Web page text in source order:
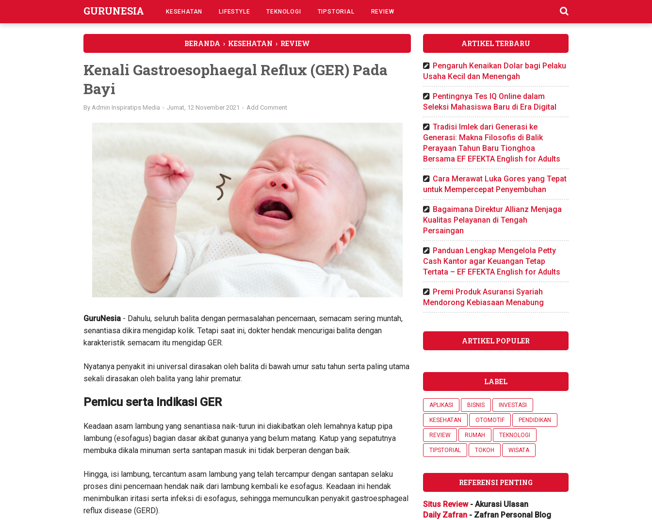
GURUNESIA KESEHATAN LIFESTYLE TEKNOLOGI TIPSTORIAL REVIEW
BERANDA › KESEHATAN › REVIEW
Kenali Gastroesophaegal Reflux (GER) Pada
Bayi
By Admin Inspiratips Media Jumat, 12 November 2021 Add Comment
GuruNesia - Dahulu, seluruh balita dengan permasalahan pencernaan, semacam sering muntah,
senantiasa dikira mengidap kolik. Tetapi saat ini, dokter hendak mencurigai balita dengan
karakteristik semacam itu mengidap GER.
Nyatanya penyakit ini universal dirasakan oleh balita di bawah umur satu tahun serta paling utama
sekali dirasakan oleh balita yang lahir prematur.
Pemicu serta Indikasi GER
Keadaan asam lambung yang senantiasa naik-turun ini diakibatkan oleh lemahnya katup pipa
lambung (esofagus) bagian dasar akibat gunanya yang belum matang. Katup yang sepatutnya
membuka dikala minuman serta santapan masuk ini tidak berperan dengan baik.
Hingga, isi lambung, tercantum asam lambung yang telah tercampur dengan santapan selaku
proses dini pencernaan hendak naik dari lambung kembali ke esofagus. Keadaan ini hendak
menimbulkan iritasi serta infeksi di esofagus, sehingga memunculkan penyakit gastroesphageal
reflux disease (GERD).
ARTIKEL TERBARU
Pengaruh Kenaikan Dolar bagi Pelaku
Usaha Kecil dan Menengah
Pentingnya Tes IQ Online dalam
Seleksi Mahasiswa Baru di Era Digital
Tradisi Imlek dari Generasi ke
Generasi: Makna Filosofis di Balik
Perayaan Tahun Baru Tionghoa
Bersama EF EFEKTA English for Adults
Cara Merawat Luka Gores yang Tepat
untuk Mempercepat Penyembuhan
Bagaimana Direktur Allianz Menjaga
Kualitas Pelayanan di Tengah
Persaingan
Panduan Lengkap Mengelola Petty
Cash Kantor agar Keuangan Tetap
Tertata – EF EFEKTA English for Adults
Premi Produk Asuransi Syariah
Mendorong Kebiasaan Menabung
ARTIKEL POPULER
LABEL
APLIKASI BISNIS INVESTASI
KESEHATAN OTOMOTIF PENDIDIKAN
REVIEW RUMAH TEKNOLOGI
TIPSTORIAL TOKOH WISATA
REFERENSI PENTING
Situs Review- Akurasi Ulasan
Daily Zafran - Zafran Personal Blog